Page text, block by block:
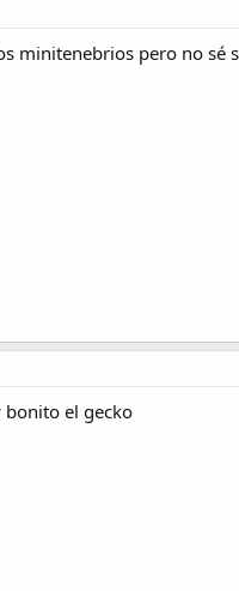
minitenebrios pero no sé
bonito el gecko